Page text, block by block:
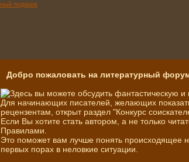
Добро пожаловать на литературный
Здесь вы можете обсудить фантастическую и
Для начинающих писателей, желающих
рецензентам, открыт раздел "Конкурс
Если Вы хотите стать автором, а не только
Правилами.
Это поможет вам лучше понять происходящее
первых порах в неловкие ситуации.